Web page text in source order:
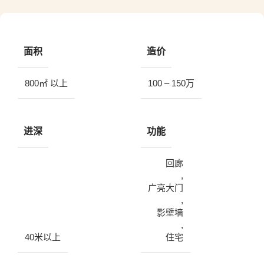
面积
800㎡ 以上
造价
100 – 150万
进深
40米以上
功能
回廊
,
广亮大门
,
影壁墙
,
住宅